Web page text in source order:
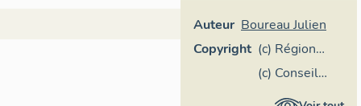
Auteur Boureau Julien
Copyright (c) Région
Pays de la
Loire -
(c) Conseil
départemental